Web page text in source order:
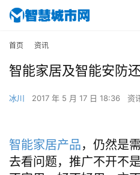
首页 资讯
智能家居及智能安防
冰川 2017 年 5 月 17 日 18:36 资
智能家居产品，仍然是
去看问题，推广不开不